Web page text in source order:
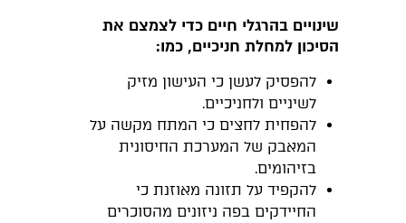
שינויים בהרגלי חיים כדי לצמצם את
הסיכון למחלת חניכיים, כמו:
להפסיק לעשן כי העישון מזיק
לשיניים ולחניכיים.
להפחית לחצים כי המתח מקשה על
המאבק של המערכת החיסונית
בזיהומים.
להקפיד על תזונה מאוזנת כי
החיידקים בפה ניזונים מהסוכרים